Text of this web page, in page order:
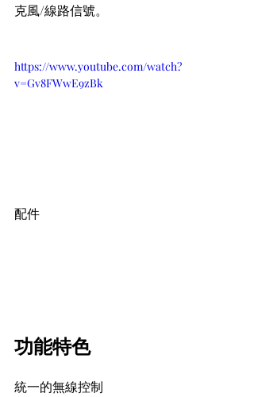
克風/線路信號。
https://www.youtube.com/watch?
v=Gv8FWwE9zBk
配件
功能特色
統一的無線控制